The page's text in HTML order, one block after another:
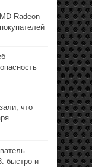
Radeon
что
быстро и